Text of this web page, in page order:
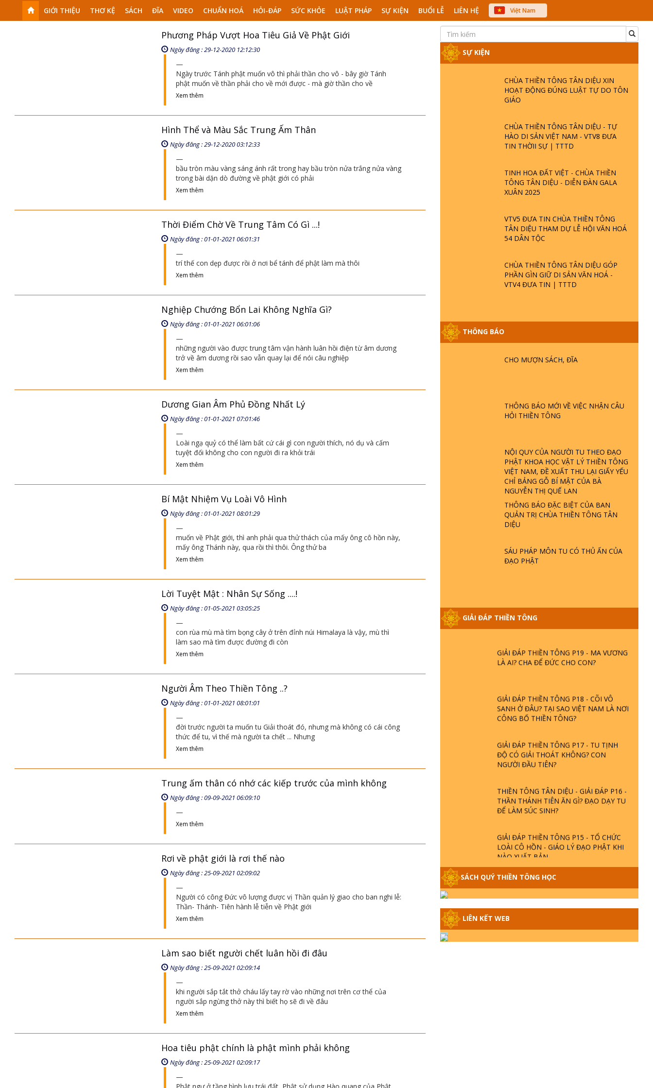
GIỚI THIỆU THƠ KỆ SÁCH ĐĨA VIDEO CHUẨN HOÁ HỎI-ĐÁP SỨC KHỎE LUẬT PHÁP SỰ KIỆN BUỔI LỄ LIÊN HỆ
Việt Nam
中文
Phương Pháp Vượt Hoa Tiêu Giả Về Phật Giới
Ngày đăng : 29-12-2020 12:12:30
Ngày trước Tánh phật muốn vô thì phải thần cho vô - bây giờ Tánh
phật muốn về thần phải cho về mới được - mà giờ thần cho về
Xem thêm
Hình Thể và Màu Sắc Trung Ấm Thân
Ngày đăng : 29-12-2020 03:12:33
bầu tròn màu vàng sáng ánh rất trong hay bầu tròn nửa trắng nửa vàng
trong bài dặn dò đường về phật giới có phải
Xem thêm
Thời Điểm Chờ Về Trung Tâm Có Gì ...!
Ngày đăng : 01-01-2021 06:01:31
trí thế con dẹp được rồi ở nơi bể tánh để phật làm mà thôi
Xem thêm
Nghiệp Chướng Bổn Lai Không Nghĩa Gì?
Ngày đăng : 01-01-2021 06:01:06
những người vào được trung tâm vận hành luân hồi điện từ âm dương
trở về âm dương rồi sao vẫn quay lại để nói câu nghiệp
Xem thêm
Dương Gian Âm Phủ Đồng Nhất Lý
Ngày đăng : 01-01-2021 07:01:46
Loài ngạ quỷ có thể làm bất cứ cái gì con người thích, nó dụ và cấm
tuyệt đối không cho con người đi ra khỏi trái
Xem thêm
Bí Mật Nhiệm Vụ Loài Vô Hình
Ngày đăng : 01-01-2021 08:01:29
muốn về Phật giới, thì anh phải qua thử thách của mấy ông cô hồn này,
mấy ông Thánh này, qua rồi thì thôi. Ông thử ba
Xem thêm
Lời Tuyệt Mật : Nhân Sự Sống ....!
Ngày đăng : 01-05-2021 03:05:25
con rùa mù mà tìm bọng cây ở trên đỉnh núi Himalaya là vậy, mù thì
làm sao mà tìm được đường đi còn
Xem thêm
Người Âm Theo Thiền Tông ..?
Ngày đăng : 01-01-2021 08:01:01
đời trước người ta muốn tu Giải thoát đó, nhưng mà không có cái công
thức để tu, vì thế mà người ta chết ... Nhưng
Xem thêm
Trung ấm thân có nhớ các kiếp trước của mình không
Ngày đăng : 09-09-2021 06:09:10
Xem thêm
Rơi về phật giới là rơi thế nào
Ngày đăng : 25-09-2021 02:09:02
Người có công Đức vô lượng được vị Thần quản lý giao cho ban nghi lễ:
Thần- Thánh- Tiên hành lễ tiễn về Phật giới
Xem thêm
Làm sao biết người chết luân hồi đi đâu
Ngày đăng : 25-09-2021 02:09:14
khi người sắp tắt thở cháu lấy tay rờ vào những nơi trên cơ thể của
người sắp ngừng thở này thì biết họ sẽ đi về đâu
Xem thêm
Hoa tiêu phật chính là phật mình phải không
Ngày đăng : 25-09-2021 02:09:17
SỰ KIỆN
CHÙA THIỀN TÔNG TÂN DIỆU XIN
HOẠT ĐỘNG ĐÚNG LUẬT TỰ DO TÔN
GIÁO
CHÙA THIỀN TÔNG TÂN DIỆU - TỰ
HÀO DI SẢN VIỆT NAM - VTV8 ĐƯA
TIN THỜII SỰ | TTTD
TINH HOA ĐẤT VIỆT - CHÙA THIỀN
TÔNG TÂN DIỆU - DIỄN ĐÀN GALA
XUÂN 2025
VTV5 ĐƯA TIN CHÙA THIỀN TÔNG
TÂN DIỆU THAM DỰ LỄ HỘI VĂN HOÁ
54 DÂN TỘC
CHÙA THIỀN TÔNG TÂN DIỆU GÓP
PHẦN GÌN GIỮ DI SẢN VĂN HOÁ -
VTV4 ĐƯA TIN | TTTD
THÔNG BÁO
CHO MƯỢN SÁCH, ĐĨA
THÔNG BÁO MỚI VỀ VIỆC NHẬN CÂU
HỎI THIỀN TÔNG
NỘI QUY CỦA NGƯỜI TU THEO ĐẠO
PHẬT KHOA HỌC VẬT LÝ THIỀN TÔNG
VIỆT NAM, ĐỀ XUẤT THU LẠI GIẤY YẾU
CHỈ BẢNG GỖ BÍ MẬT CỦA BÀ
NGUYỄN THỊ QUẾ LAN
THÔNG BÁO ĐẶC BIỆT CỦA BAN
QUẢN TRỊ CHÙA THIỀN TÔNG TÂN
DIỆU
SÁU PHÁP MÔN TU CÓ THỦ ẤN CỦA
ĐẠO PHẬT
GIẢI ĐÁP THIỀN TÔNG
GIẢI ĐÁP ĐẶC BIỆT P25 - SUỐT 49 NĂM
PHẬT KHÔNG NÓI? HỘI LONG HOA LÀ
HỘI GÌ? TỬ VÌ ĐẠO
GIẢI ĐÁP ĐẶC BIỆT P23 - THIÊN ĐÀNG Ở
GIẢI ĐÁP THIỀN TÔNG ĐẶC BIỆT P22 -
TẠI SAO TRÁI ĐẤT NHIỀU THIÊN TAI - LŨ
LỤT - HỎA HOẠN | TTTD
GIẢI ĐÁP THIỀN TÔNG ĐẶC BIỆT P21 -
TẠI SAO ĐỨC PHẬT BƯỚC ĐI 7 BƯỚC
TRÊN HOA SEN ? | TTTD
GIẢI ĐÁP VỀ LỄ TIỄN THIỀN TÔNG SƯ
NGỌC LÂM VỀ PHẬT GIỚI
20 - BÁC NGUYỄN NHÂN LÀ AI? PHIỀN
NÃO DO ĐÂU MÀ CÓ?
LÀ AI? CHA ĐỂ ĐỨC CHO CON?
SANH Ở ĐÂU? TẠI SAO VIỆT NAM LÀ NƠI
CÔNG BỐ THIỀN TÔNG?
ĐỘ CÓ GIẢI THOÁT KHÔNG? CON
NGƯỜI ĐẦU TIÊN?
THẦN THÁNH TIÊN ĂN GÌ? ĐẠO DẠY TU
ĐỂ LÀM SÚC SINH?
GIẢI ĐÁP THIỀN TÔNG P15 - TỔ CHỨC
LOÀI CÔ HỒN - GIÁO LÝ ĐẠO PHẬT KHI
NÀO XUẤT BẢN
GIẢI ĐÁP THIỀN TÔNG ĐẶC BIỆT - P14 -
NGUỒN GỐC ÂM LỊCH DƯƠNG LỊCH -
GIẢI ĐÁP THIỀN TÔNG ĐẶC BIỆT - P13 -
CON NGƯỜI TU THÀNH PHẬT ĐƯỢC
KHÔNG? XÁ LỢI PHẬT THẬT - GIẢ |
SÁCH QUÝ THIỀN TÔNG HỌC
LIÊN KẾT WEB